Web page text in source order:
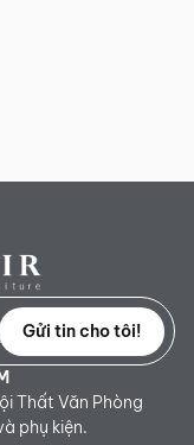
Gửi tin cho tôi!
Thất Văn Phòng
phụ kiện.